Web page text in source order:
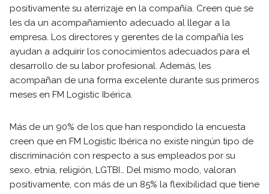
positivamente su aterrizaje en la compañía. Creen que se
les da un acompañamiento adecuado al llegar a la
empresa. Los directores y gerentes de la compañía les
ayudan a adquirir los conocimientos adecuados para el
desarrollo de su labor profesional. Además, les
acompañan de una forma excelente durante sus primeros
meses en FM Logistic Ibérica.
Más de un 90% de los que han respondido la encuesta
creen que en FM Logistic Ibérica no existe ningún tipo de
discriminación con respecto a sus empleados por su
sexo, etnia, religión, LGTBI… Del mismo modo, valoran
positivamente, con más de un 85% la flexibilidad que tiene